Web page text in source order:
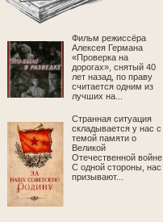
Фильм режиссёра
Алексея Германа
«Проверка на
дорогах», снятый 40
лет назад, по праву
считается одним из
лучших на...
Странная ситуация
складывается у нас с
темой памяти о
Великой
Отечественной войне.
С одной стороны, нас
призывают...